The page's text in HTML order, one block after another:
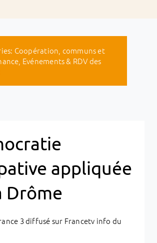
Coopération, communs et
Evénements & RDV des
appliquée
Drôme
3 diffusé sur Francetv info du